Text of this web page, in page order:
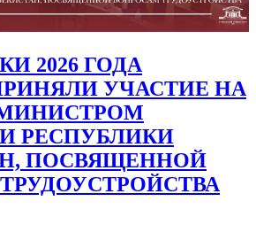
2026 ГОДА
УЧАСТИЕ НА
РЕСПУБЛИКИ
ПОСВЯЩЕННОЙ